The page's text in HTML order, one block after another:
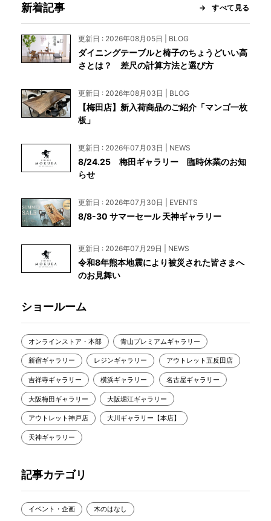
新着記事 すべて見る
更新日 : 2026年08月05日 | BLOG
ダイニングテーブルと椅子のちょうどいい高
さとは？ 差尺の計算方法と選び方
更新日 : 2026年08月03日 | BLOG
【梅田店】新入荷商品のご紹介「マンゴ一枚
板」
更新日 : 2026年07月03日 | NEWS
8/24.25 梅田ギャラリー 臨時休業のお知
らせ
更新日 : 2026年07月30日 | EVENTS
8/8-30 サマーセール 天神ギャラリー
更新日 : 2026年07月29日 | NEWS
令和8年熊本地震により被災された皆さまへ
のお見舞い
ショールーム
オンラインストア・本部 青山プレミアムギャラリー
新宿ギャラリー レジンギャラリー アウトレット五反田店
吉祥寺ギャラリー 横浜ギャラリー 名古屋ギャラリー
大阪梅田ギャラリー 大阪堀江ギャラリー
アウトレット神戸店 大川ギャラリー【本店】
天神ギャラリー
記事カテゴリ
イベント・企画 木のはなし